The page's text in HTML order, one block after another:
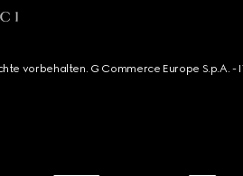
vorbehalten. G Commerce Europe S.p.A.